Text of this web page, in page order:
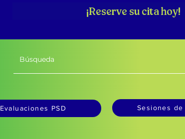
¡Reserve su cita hoy!
Sesiones
Evaluaciones PSD